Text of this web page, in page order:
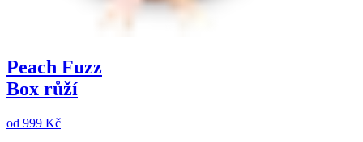
Peach Fuzz
Box růží
od 999 Kč